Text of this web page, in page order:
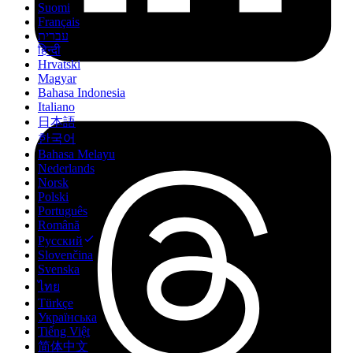
Suomi
Français
עברית
हिन्दी
Hrvatski
Magyar
Bahasa Indonesia
Italiano
日本語
한국어
Bahasa Melayu
Nederlands
Norsk
Polski
Português
Română
Русский
Slovenčina
Svenska
ไทย
Türkçe
Українська
Tiếng Việt
简体中文